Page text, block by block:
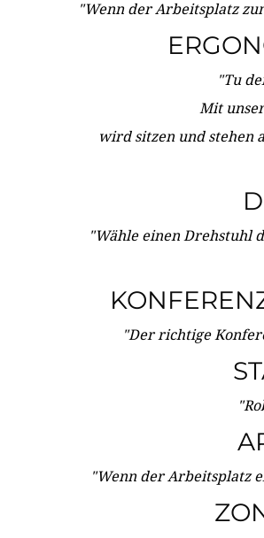
"Wenn der Arbeitsplatz
"Tu
Mit
wird sitzen und stehen
"Wähle einen Drehstuhl
"Der richtige
"Wenn der Arbeitsplatz